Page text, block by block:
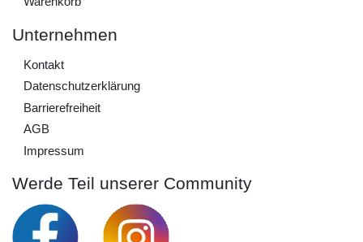
Unternehmen
Kontakt
Daten­schutz­erklärung
Barrierefreiheit
AGB
Impressum
Werde Teil unserer Community